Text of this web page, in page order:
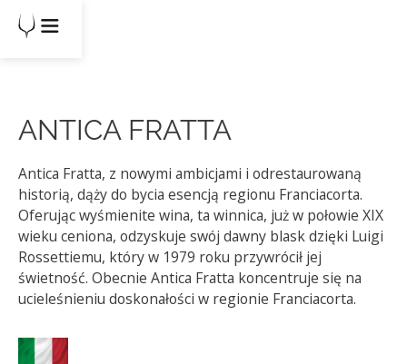
ANTICA FRATTA
Antica Fratta, z nowymi ambicjami i odrestaurowaną
historią, dąży do bycia esencją regionu Franciacorta.
Oferując wyśmienite wina, ta winnica, już w połowie XIX
wieku ceniona, odzyskuje swój dawny blask dzięki Luigi
Rossettiemu, który w 1979 roku przywrócił jej
świetność. Obecnie Antica Fratta koncentruje się na
ucieleśnieniu doskonałości w regionie Franciacorta.